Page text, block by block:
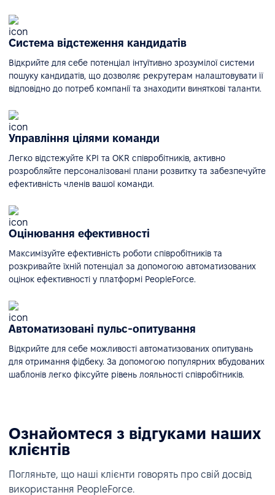
Система відстеження кандидатів
Відкрийте для себе потенціал інтуїтивно зрозумілої системи
пошуку кандидатів, що дозволяє рекрутерам налаштовувати її
відповідно до потреб компанії та знаходити виняткові таланти.
Управління цілями команди
Легко відстежуйте KPI та OKR співробітників, активно
розробляйте персоналізовані плани розвитку та забезпечуйте
ефективність членів вашої команди.
Оцінювання ефективності
Максимізуйте ефективність роботи співробітників та
розкривайте їхній потенціал за допомогою автоматизованих
оцінок ефективності у платформі PeopleForce.
Автоматизовані пульс-опитування
Відкрийте для себе можливості автоматизованих опитувань
для отримання фідбеку. За допомогою популярних вбудованих
шаблонів легко фіксуйте рівень лояльності співробітників.
Ознайомтеся з відгуками наших
клієнтів
Погляньте, що наші клієнти говорять про свій досвід
використання PeopleForce.